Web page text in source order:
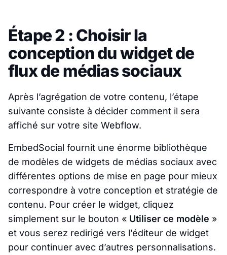
Étape 2 : Choisir la
conception du widget de
flux de médias sociaux
Après l’agrégation de votre contenu, l’étape
suivante consiste à décider comment il sera
affiché sur votre site Webflow.
EmbedSocial fournit une énorme bibliothèque
de modèles de widgets de médias sociaux avec
différentes options de mise en page pour mieux
correspondre à votre conception et stratégie de
contenu. Pour créer le widget, cliquez
simplement sur le bouton « Utiliser ce modèle »
et vous serez redirigé vers l’éditeur de widget
pour continuer avec d’autres personnalisations.